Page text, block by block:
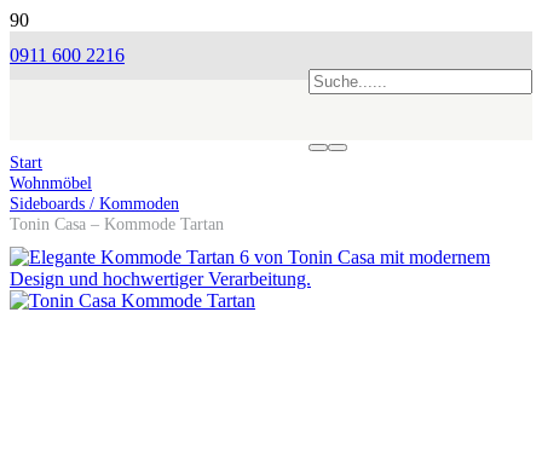
0911 600 2216
Start
Wohnmöbel
Sideboards / Kommoden
Tonin Casa – Kommode Tartan